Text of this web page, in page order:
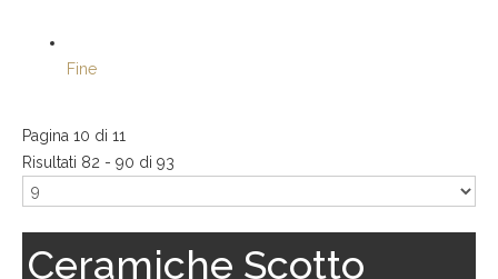
Fine
Pagina 10 di 11
Risultati 82 - 90 di 93
Ceramiche Scotto